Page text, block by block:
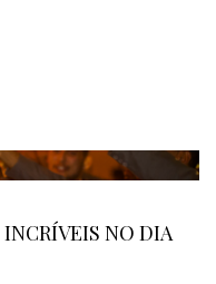
INCRÍVEIS NO DIA